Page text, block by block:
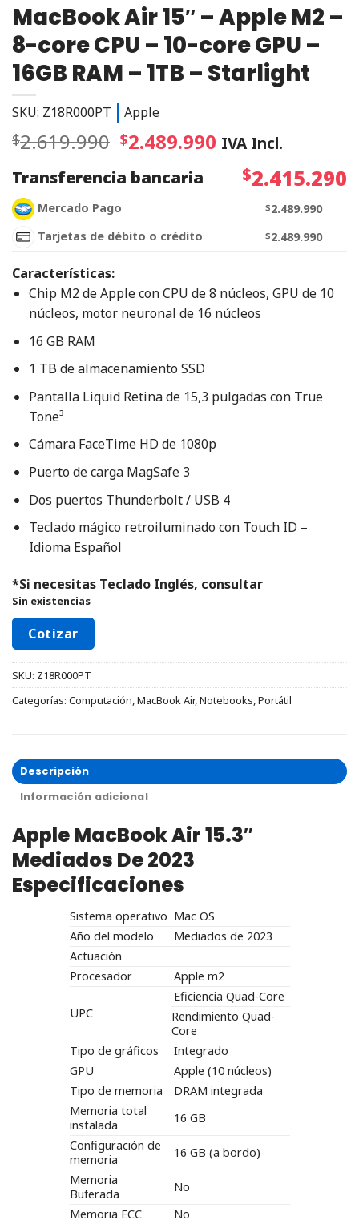
MacBook Air 15″ – Apple M2 –
8-core CPU – 10-core GPU –
16GB RAM – 1TB – Starlight
SKU: Z18R000PT Apple
$2.619.990 $2.489.990 IVA Incl.
Transferencia bancaria
$2.415.290
Mercado Pago $2.489.990
Tarjetas de débito o crédito
$2.489.990
Características:
Chip M2 de Apple con CPU de 8 núcleos, GPU de 10
núcleos, motor neuronal de 16 núcleos
16 GB RAM
1 TB de almacenamiento SSD
Pantalla Liquid Retina de 15,3 pulgadas con True
Tone³
Cámara FaceTime HD de 1080p
Puerto de carga MagSafe 3
Dos puertos Thunderbolt / USB 4
Teclado mágico retroiluminado con Touch ID –
Idioma Español
*Si necesitas Teclado Inglés, consultar
Sin existencias
Cotizar
SKU: Z18R000PT
Categorías: Computación,MacBook Air,Notebooks,Portátil
Descripción
Información adicional
Apple MacBook Air 15.3″
Mediados De 2023
Especificaciones
Sistema operativo Mac OS
Año del modelo
Mediados de 2023
Actuación
Procesador
Apple m2
UPC
Eficiencia Quad-Core
Rendimiento Quad-
Core
Tipo de gráficos
Integrado
GPU
Apple (10 núcleos)
Tipo de memoria
DRAM integrada
Memoria total
instalada
16 GB
Configuración de
memoria
16 GB (a bordo)
Memoria
Buferada
No
Memoria ECC
No